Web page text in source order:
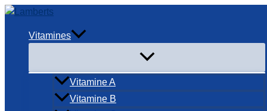
Ga
Vitamines
Vitamine A
Vitamine B